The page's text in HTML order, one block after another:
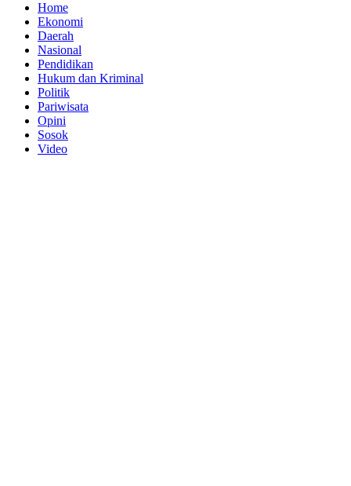
Home
Ekonomi
Daerah
Nasional
Pendidikan
Hukum dan Kriminal
Politik
Pariwisata
Opini
Sosok
Video